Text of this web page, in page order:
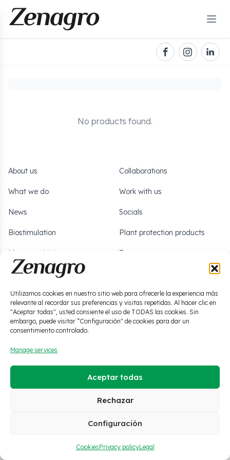
Utilizamos cookies en nuestro sitio web para ofrecerle la experiencia más
relevante al recordar sus preferencias y visitas repetidas. Al hacer clic en
"Aceptar todas", usted consiente el uso de TODAS las cookies. Sin
embargo, puede visitar “Configuración" de cookies para dar un
consentimiento controlado.
Manage services
Aceptar todas
Rechazar
Configuración
CookiesPrivacy policyLegal
No products found.
About us
What we do
News
Collaborations
Work with us
Socials
Biostimulation
Macronutrition
Micronutrition
Plant protection products
Zero waste
· Legal · Privacy policy · Cookies
Social media policy
·
Quality policy · Ethics channel
© 2026 Zenagro S.L. All
rights reserved.